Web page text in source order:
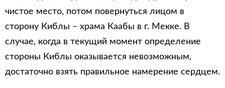
чистое место, потом повернуться лицом в
сторону Киблы – храма Каабы в г. Мекке. В
случае, когда в текущий момент определение
стороны Киблы оказывается невозможным,
достаточно взять правильное намерение сердцем.